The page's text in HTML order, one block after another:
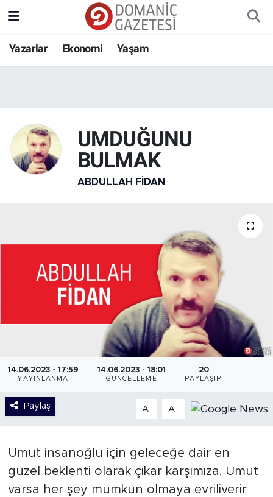
Yazarlar Ekonomi Yaşam
UMDUĞUNU
BULMAK
ABDULLAH FIDAN
14.06.2023 - 17:59
YAYINLANMA
14.06.2023 - 18:01
GÜNCELLEME
20
PAYLAŞIM
Paylaş A- A+
Umut insanoğlu için geleceğe dair en
güzel beklenti olarak çıkar karşımıza. Umut
varsa her şey mümkün olmaya evriliverir